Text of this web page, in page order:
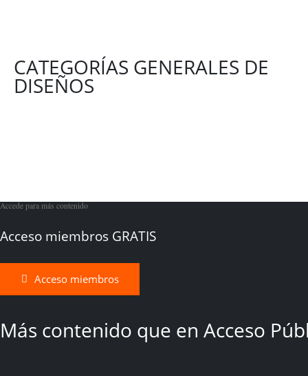
CATEGORÍAS GENERALES DE
DISEÑOS
Accede para más contenido
Acceso miembros GRATIS
Acceso miembros
Más contenido que en Acceso